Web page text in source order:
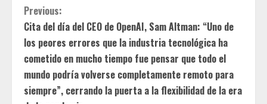
C
o
n
t
Previous:
Cita del día del CEO de OpenAI, Sam Altman: “Uno de
los peores errores que la industria tecnológica ha
cometido en mucho tiempo fue pensar que todo el
mundo podría volverse completamente remoto para
siempre”, cerrando la puerta a la flexibilidad de la era